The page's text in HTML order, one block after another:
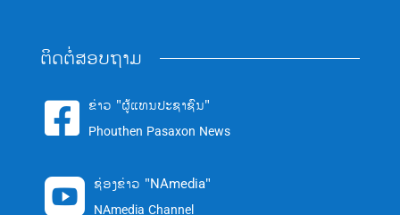
ຕິດຕໍ່ສອບຖາມ
 ຂ່າວ "ຜູ້ແທນປະຊາຊົນ"
Phouthen Pasaxon News
 ຊ່ອງຂ່າວ "NAmedia"
NAmedia Channel